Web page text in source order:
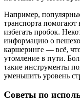
Например,
транспорта
избегать пробок.
информацию о
каршеринге — всё,
утомление в пути.
такие инструменты
уменьшить уровень
Советы по